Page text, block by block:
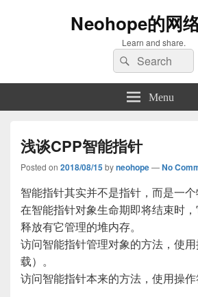
Neohope的网
Learn and share.
Search
for:
Search
Menu
浅谈CPP智能指针
Posted on 2018/08/15byneohope—No
智能指针其实并不是指针，而是一个
在智能指针对象生命期即将结束时
释放有它管理的堆内存。
访问智能指针管理对象的方法，使用
载）。
访问智能指针本来的方法，使用操作符